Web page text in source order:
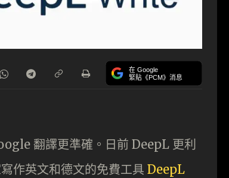
在 Google
緊貼《PCM》消息
翻譯更準確。日前 DeepL 更利
作英文和德文的免費工具 DeepL